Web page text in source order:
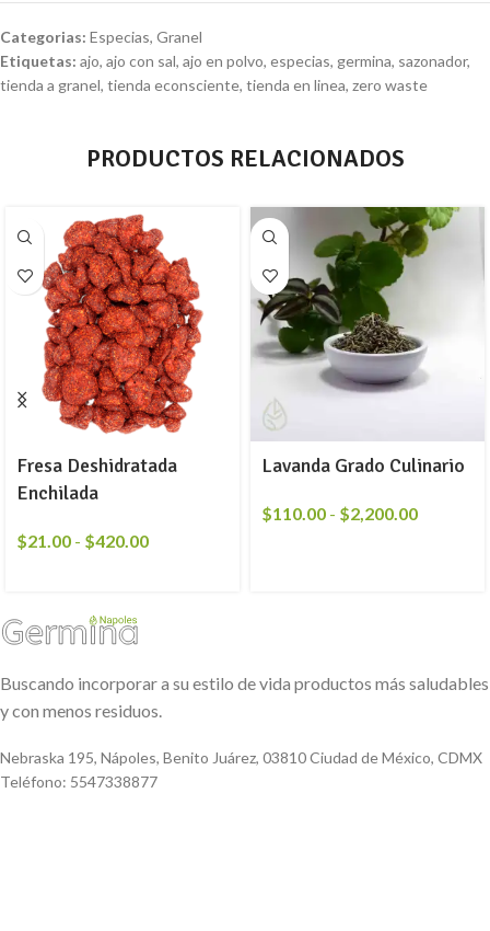
Categorias: Especias, Granel
Etiquetas: ajo, ajo con sal, ajo en polvo, especias, germina, sazonador,
tienda a granel, tienda econsciente, tienda en linea, zero waste
PRODUCTOS RELACIONADOS
Fresa Deshidratada
Enchilada
$21.00 - $420.00
Lavanda Grado Culinario
$110.00 - $2,200.00
Buscando incorporar a su estilo de vida productos más saludables
y con menos residuos.
Nebraska 195, Nápoles, Benito Juárez, 03810 Ciudad de México, CDMX
Teléfono: 5547338877